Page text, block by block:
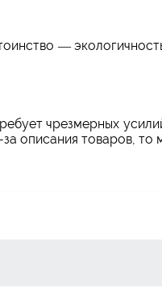
—
чрезмерных
описания товаров,